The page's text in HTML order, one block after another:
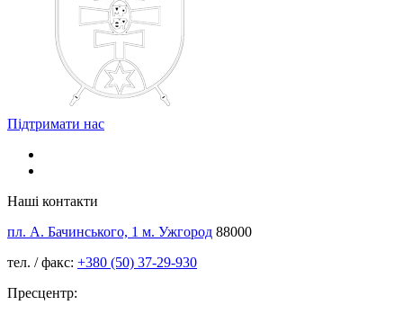
Підтримати нас
Наші контакти
пл. А. Бачинського, 1 м. Ужгород 88000
тел. / факс: +380 (50) 37-29-930
Пресцентр: